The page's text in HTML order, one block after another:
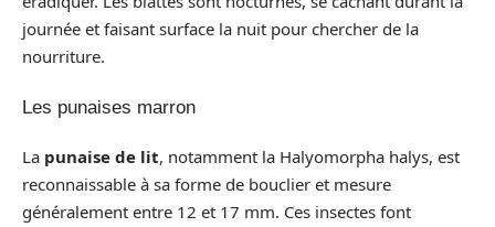
journée et faisant surface la nuit pour chercher de la
nourriture.
Les punaises marron
La punaise de lit, notamment la Halyomorpha halys, est
reconnaissable à sa forme de bouclier et mesure
généralement entre 12 et 17 mm. Ces insectes font